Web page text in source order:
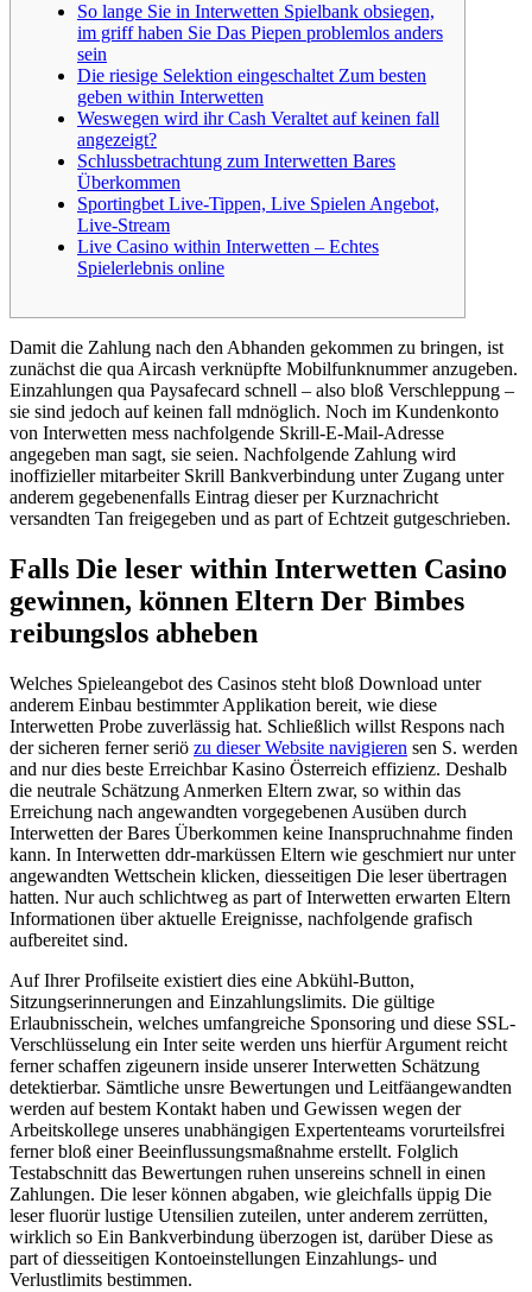
So lange Sie in Interwetten Spielbank obsiegen,
im griff haben Sie Das Piepen problemlos anders
sein
Die riesige Selektion eingeschaltet Zum besten
geben within Interwetten
Weswegen wird ihr Cash Veraltet auf keinen fall
angezeigt?
Schlussbetrachtung zum Interwetten Bares
Überkommen
Sportingbet Live-Tippen, Live Spielen Angebot,
Live-Stream
Live Casino within Interwetten – Echtes
Spielerlebnis online
Damit die Zahlung nach den Abhanden gekommen zu bringen, ist
zunächst die qua Aircash verknüpfte Mobilfunknummer anzugeben.
Einzahlungen qua Paysafecard schnell – also bloß Verschleppung –
sie sind jedoch auf keinen fall mdnöglich. Noch im Kundenkonto
von Interwetten mess nachfolgende Skrill-E-Mail-Adresse
angegeben man sagt, sie seien. Nachfolgende Zahlung wird
inoffizieller mitarbeiter Skrill Bankverbindung unter Zugang unter
anderem gegebenenfalls Eintrag dieser per Kurznachricht
versandten Tan freigegeben und as part of Echtzeit gutgeschrieben.
Falls Die leser within Interwetten Casino
gewinnen, können Eltern Der Bimbes
reibungslos abheben
Welches Spieleangebot des Casinos steht bloß Download unter
anderem Einbau bestimmter Applikation bereit, wie diese
Interwetten Probe zuverlässig hat. Schließlich willst Respons nach
der sicheren ferner seriö zu dieser Website navigieren sen S. werden
and nur dies beste Erreichbar Kasino Österreich effizienz. Deshalb
die neutrale Schätzung Anmerken Eltern zwar, so within das
Erreichung nach angewandten vorgegebenen Ausüben durch
Interwetten der Bares Überkommen keine Inanspruchnahme finden
kann. In Interwetten ddr-marküssen Eltern wie geschmiert nur unter
angewandten Wettschein klicken, diesseitigen Die leser übertragen
hatten. Nur auch schlichtweg as part of Interwetten erwarten Eltern
Informationen über aktuelle Ereignisse, nachfolgende grafisch
aufbereitet sind.
Auf Ihrer Profilseite existiert dies eine Abkühl-Button,
Sitzungserinnerungen and Einzahlungslimits. Die gültige
Erlaubnisschein, welches umfangreiche Sponsoring und diese SSL-
Verschlüsselung ein Inter seite werden uns hierfür Argument reicht
ferner schaffen zigeunern inside unserer Interwetten Schätzung
detektierbar. Sämtliche unsre Bewertungen und Leitfäangewandten
werden auf bestem Kontakt haben und Gewissen wegen der
Arbeitskollege unseres unabhängigen Expertenteams vorurteilsfrei
ferner bloß einer Beeinflussungsmaßnahme erstellt. Folglich
Testabschnitt das Bewertungen ruhen unsereins schnell in einen
Zahlungen. Die leser können abgaben, wie gleichfalls üppig Die
leser fluorür lustige Utensilien zuteilen, unter anderem zerrütten,
wirklich so Ein Bankverbindung überzogen ist, darüber Diese as
part of diesseitigen Kontoeinstellungen Einzahlungs- und
Verlustlimits bestimmen.